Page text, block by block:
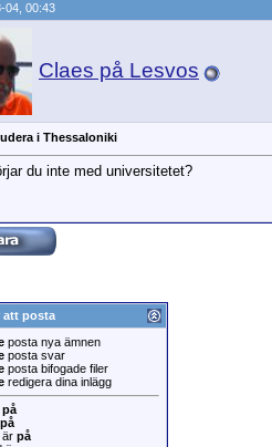
04, 00:43
Claes på Lesvos
i Thessaloniki
du inte med universitetet?
att posta
posta nya ämnen
posta svar
posta bifogade filer
redigera dina inlägg
på
på
är på